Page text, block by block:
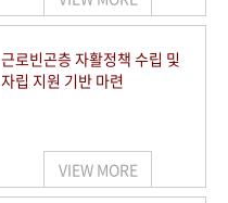
근로빈곤층 자활정책 수립 및
자립 지원 기반 마련
VIEW MORE